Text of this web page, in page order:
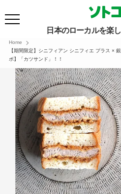
日本のローカルを楽
Home
【期間限定】シニフィアン シニフィエ プラス ×
ボ】「カツサンド」！！